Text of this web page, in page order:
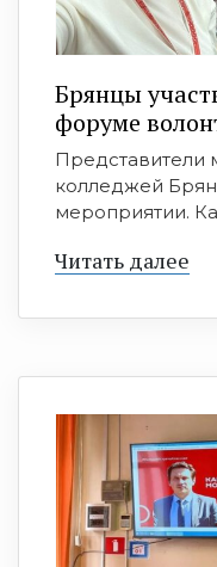
Брянцы
форуме
Представители
колледжей
мероприятии.
Читать далее